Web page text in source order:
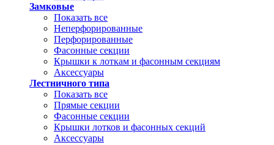
Замковые
Показать все
Неперфорированные
Перфорированные
Фасонные секции
Крышки к лоткам и фасонным секциям
Аксессуары
Лестничного типа
Показать все
Прямые секции
Фасонные секции
Крышки лотков и фасонных секций
Аксессуары